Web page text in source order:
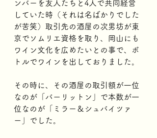
ンバーを友人たちと4人で共同経営
していた時（それは名ばかりでした
が苦笑）取引先の酒屋の次男坊が東
京でソムリエ資格を取り、岡山にも
ワイン文化を広めたいとの事で、ボ
トルでワインを出しておりました。
その時に、その酒屋の取引額が一位
なのが「バーリットン」で本数が一
位なのが「ミラー＆シュバイツァ
ー」でした。